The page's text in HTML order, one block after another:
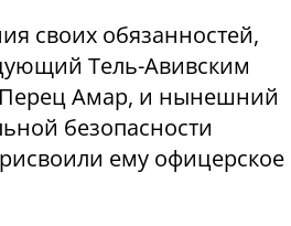
своих обязанностей,
Тель-Авивским
Амар, и нынешний
безопасности
ему офицерское